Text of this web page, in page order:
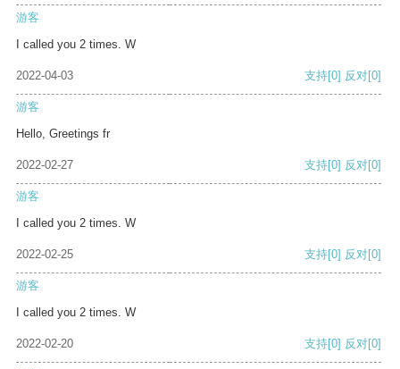
游客
I called you 2 times. W
2022-04-03 支持[0] 反对[0]
游客
Hello, Greetings fr
2022-02-27 支持[0] 反对[0]
游客
I called you 2 times. W
2022-02-25 支持[0] 反对[0]
游客
I called you 2 times. W
2022-02-20 支持[0] 反对[0]